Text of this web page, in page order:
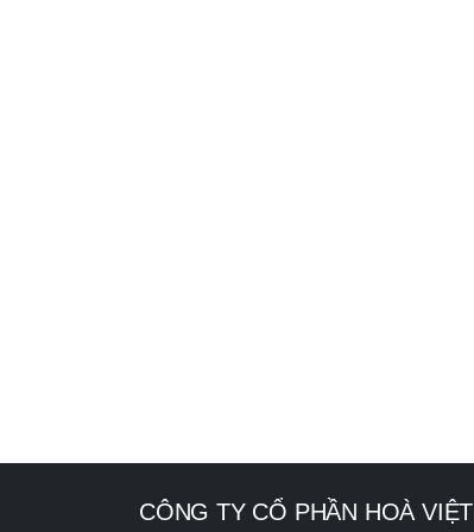
CÔNG TY CỔ PHẦN HOÀ VIỆT